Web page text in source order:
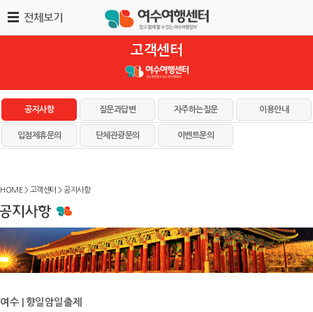
고객센터
공지사항 질문과답변 자주하는질문 이용안내
입점제휴문의 단체관광문의 이벤트문의
HOME > 고객센터 > 공지사항
여수 | 향일암일출제